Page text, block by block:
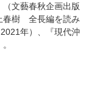
文藝春秋企画出版
春樹 全長編を読み
年）、『現代沖